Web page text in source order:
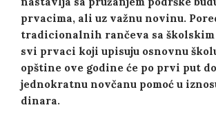
prvacima, ali uz važnu novinu.
tradicionalnih rančeva sa
svi prvaci koji upisuju osnovnu
opštine ove godine će po prvi put
jednokratnu novčanu pomoć u
dinara.